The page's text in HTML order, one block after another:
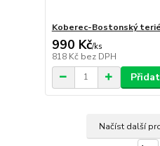
Koberec-Bostonský
990 Kč/ks
818 Kč bez DPH
Načíst další